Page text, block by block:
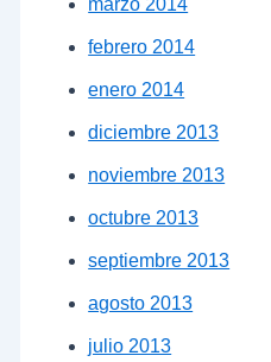
marzo 2014
febrero 2014
enero 2014
diciembre 2013
noviembre 2013
octubre 2013
septiembre 2013
agosto 2013
julio 2013